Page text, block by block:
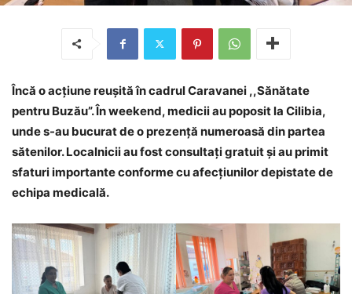
Încă o acțiune reușită în cadrul Caravanei ,,Sănătate
pentru Buzău”. În weekend, medicii au poposit la Cilibia,
unde s-au bucurat de o prezență numeroasă din partea
sătenilor. Localnicii au fost consultați gratuit și au primit
sfaturi importante conforme cu afecțiunilor depistate de
echipa medicală.